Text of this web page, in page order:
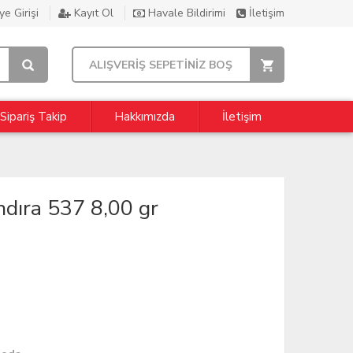
Girişi Kayıt Ol Havale Bildirimi İletişim
ALIŞVERİŞ SEPETİNİZ BOŞ
Sipariş Takip Hakkımızda İletişim
537 8,00 gr